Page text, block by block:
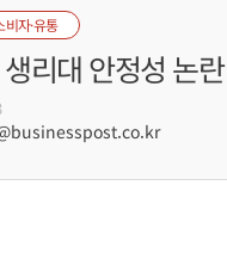
비자·유통
리대 안정성 논